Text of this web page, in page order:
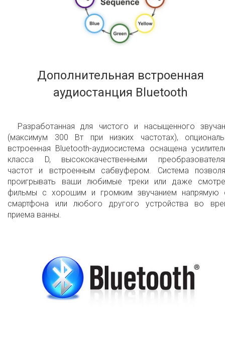
Дополнительная встроенная
аудиостанция Bluetooth
Разработанная для чистого и насыщенного
(максимум 300 Вт при низких частотах),
встроенная Bluetooth-аудиосистема оснащена
класса D, высококачественными
частот и встроенным сабвуфером. Система
проигрывать ваши любимые треки или даже
фильмы с хорошим и громким звучанием напрямую
смартфона или любого другого устройства во
приема ванны.